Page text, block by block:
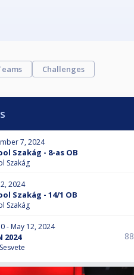
Challenges
7, 2024
Szakág - 8-as OB
Szakág
2024
Szakág - 14/1 OB
Szakág
- May 12, 2024
2024